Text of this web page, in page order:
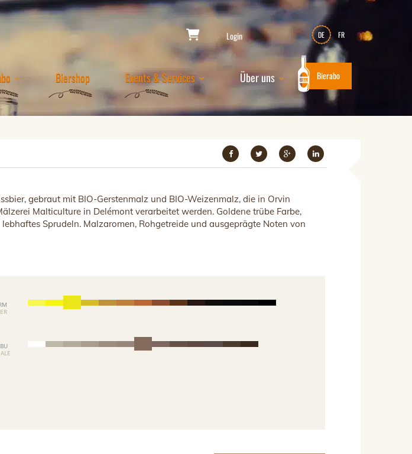
Login DE FR
Biershop Events & Services Über uns Bierabo
, gebrautmit BIO-Gerstenmalz und BIO-Weizenmalz, die in Orvin
Malticulturein Delémont verarbeitet werden. Goldene trübe Farbe,
lebhaftes Sprudeln. Malzaromen, Rohgetreide und ausgeprägte Noten von